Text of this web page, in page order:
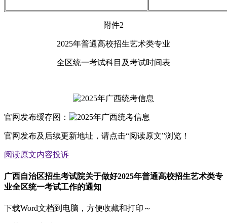
附件2
2025年普通高校招生艺术类专业
全区统一考试科目及考试时间表
官网发布缓存图：
官网发布及后续更新地址，请点击“阅读原文”浏览！
阅读原文内容投诉
广西自治区招生考试院关于做好2025年普通高校招生艺术类专
业全区统一考试工作的通知
下载Word文档到电脑，方便收藏和打印～